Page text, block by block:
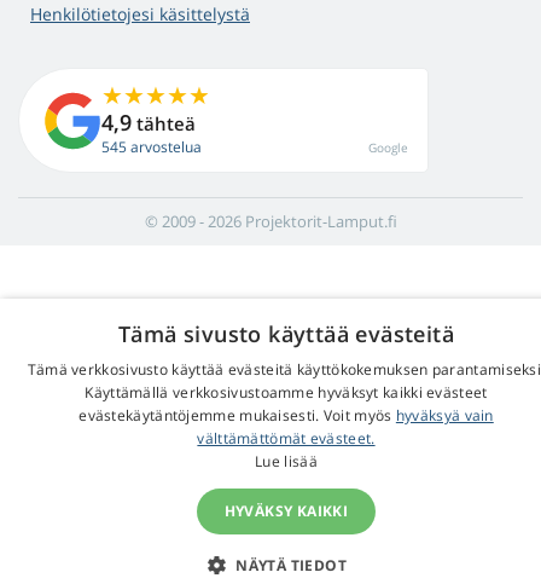
Henkilötietojesi käsittelystä
4,9 tähteä
545 arvostelua Google
© 2009 - 2026 Projektorit-Lamput.fi
Tämä sivusto käyttää evästeitä
Tämä verkkosivusto käyttää evästeitä käyttökokemuksen
Käyttämällä verkkosivustoamme hyväksyt kaikki evästeet
evästekäytäntöjemme mukaisesti. Voit myös hyväksyä vain
välttämättömät evästeet.
Lue lisää
HYVÄKSY KAIKKI
NÄYTÄ TIEDOT